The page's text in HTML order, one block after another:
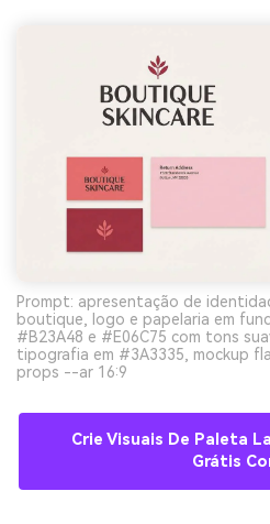
Prompt: apresentação de
boutique, logo e papelaria em
#B23A48 e #E06C75 com tons
tipografia em #3A3335, mockup
props --ar 16:9
Crie Visuais De Paleta
Grátis